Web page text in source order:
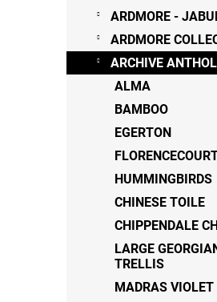
ARDMORE -
ARDMORE
ARCHIVE
ALMA
BAMBOO
EGERTON
HUMMINGBIRDS
CHINESE TOILE
CHIPPENDALE
LARGE
TRELLIS
MADRAS VIOLET